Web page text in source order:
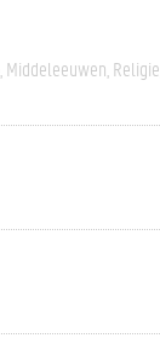
Middeleeuwen Religie